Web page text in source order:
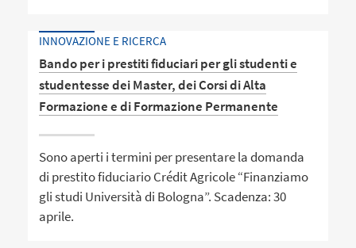
INNOVAZIONE E RICERCA
Bando per i prestiti fiduciari per gli studenti e
studentesse dei Master, dei Corsi di Alta
Formazione e di Formazione Permanente
Sono aperti i termini per presentare la domanda
di prestito fiduciario Crédit Agricole “Finanziamo
gli studi Università di Bologna”. Scadenza: 30
aprile.